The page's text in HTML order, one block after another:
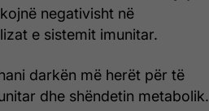
negativisht në
e sistemit imunitar.
darkën më herët për të
dhe shëndetin metabolik.